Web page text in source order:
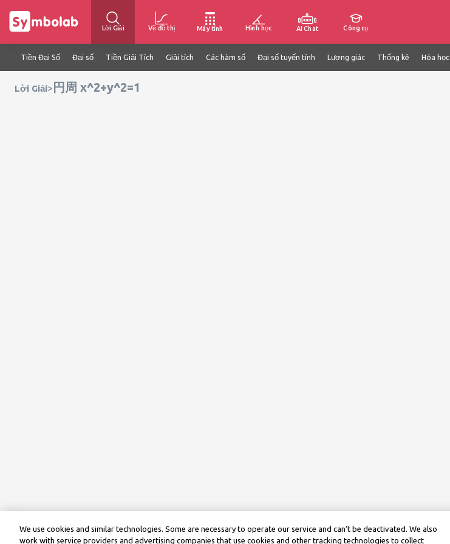
Lời Giải Vẽ đồ thị Máy tính Hình học AI Chat Công cụ
Tiền Đại Số Đại số Tiền Giải Tích Giải tích Các hàm số Đại số tuyến tính Lượng giác Thống kê Hóa học
Lời Giải> 円周 x^2+y^2=1
We use cookies and similar technologies. Some are necessary to operate our service and can’t be deactivated. We also
work with service providers and advertising companies that use cookies and other tracking technologies to collect